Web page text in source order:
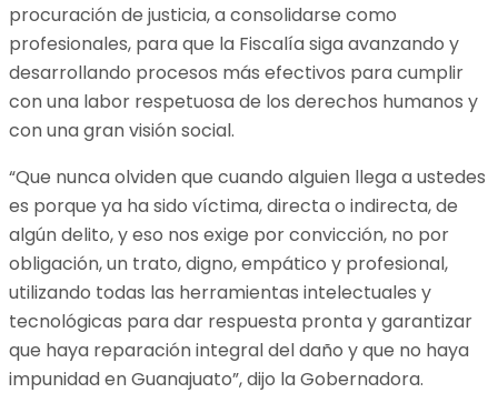
procuración de justicia, a consolidarse como
profesionales, para que la Fiscalía siga avanzando y
desarrollando procesos más efectivos para cumplir
con una labor respetuosa de los derechos humanos y
con una gran visión social.
“Que nunca olviden que cuando alguien llega a ustedes
es porque ya ha sido víctima, directa o indirecta, de
algún delito, y eso nos exige por convicción, no por
obligación, un trato, digno, empático y profesional,
utilizando todas las herramientas intelectuales y
tecnológicas para dar respuesta pronta y garantizar
que haya reparación integral del daño y que no haya
impunidad en Guanajuato”, dijo la Gobernadora.